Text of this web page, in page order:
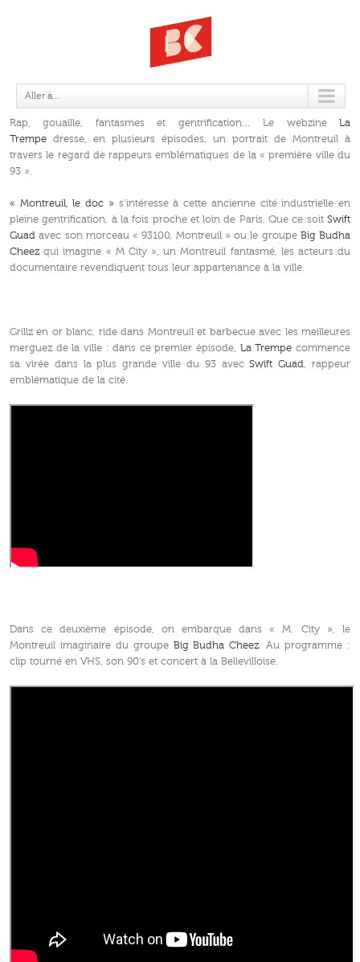
Aller à...
« MONTREUIL, LE DOC »
Rap, gouaille, fantasmes et gentrification… Le webzine La
Trempe dresse, en plusieurs épisodes, un portrait de Montreuil à
travers le regard de rappeurs emblématiques de la « première ville du
93 ».
« Montreuil, le doc » s’intéresse à cette ancienne cité industrielle en
pleine gentrification, à la fois proche et loin de Paris. Que ce soit Swift
Guad avec son morceau « 93100, Montreuil » ou le groupe Big Budha
Cheezqui imagine « M City », un Montreuil fantasmé, les acteurs du
documentaire revendiquent tous leur appartenance à la ville.
Grillz en or blanc, ride dans Montreuil et barbecue avec les meilleures
merguez de la ville : dans ce premier épisode, La Trempe commence
sa virée dans la plus grande ville du 93 avecSwift Guad, rappeur
emblématique de la cité.
Dans ce deuxième épisode, on embarque dans « M. City », le
Montreuil imaginaire du groupe Big Budha Cheez. Au programme :
clip tourné en VHS, son 90’s et concert à la Bellevilloise.